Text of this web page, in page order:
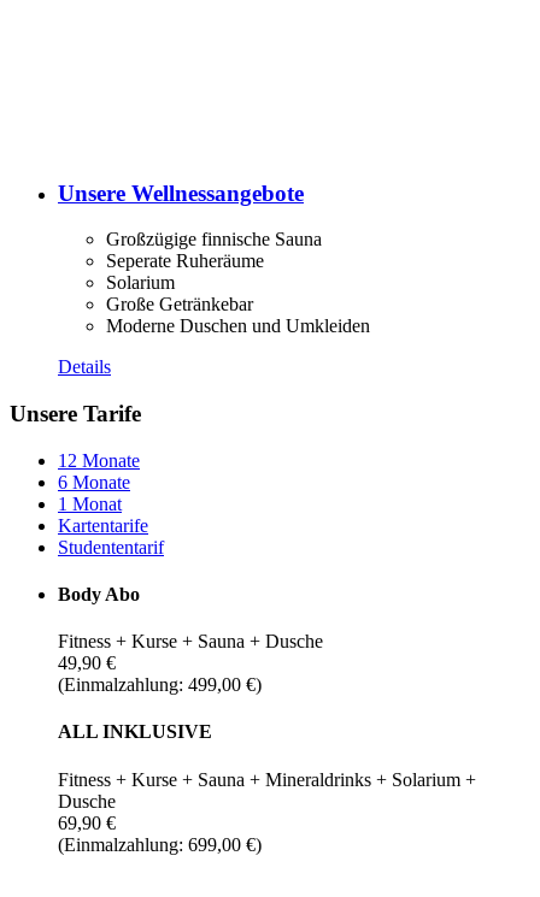
Unsere Wellnessangebote
Großzügige finnische Sauna
Seperate Ruheräume
Solarium
Große Getränkebar
Moderne Duschen und Umkleiden
Details
Unsere Tarife
12 Monate
6 Monate
1 Monat
Kartentarife
Studententarif
Body Abo
Fitness + Kurse + Sauna + Dusche
49,90 €
(Einmalzahlung: 499,00 €)
ALL INKLUSIVE
Fitness + Kurse + Sauna + Mineraldrinks + Solarium +
Dusche
69,90 €
(Einmalzahlung: 699,00 €)